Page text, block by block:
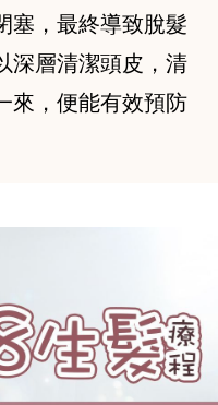
塞，最終導致脫髮
深層清潔頭皮，清
來，便能有效預防